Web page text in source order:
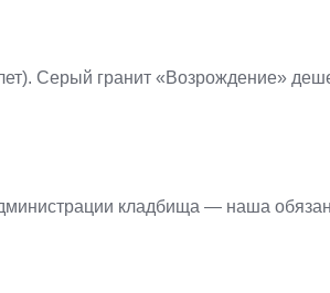
Серый гранит «Возрождение»
кладбища — наша